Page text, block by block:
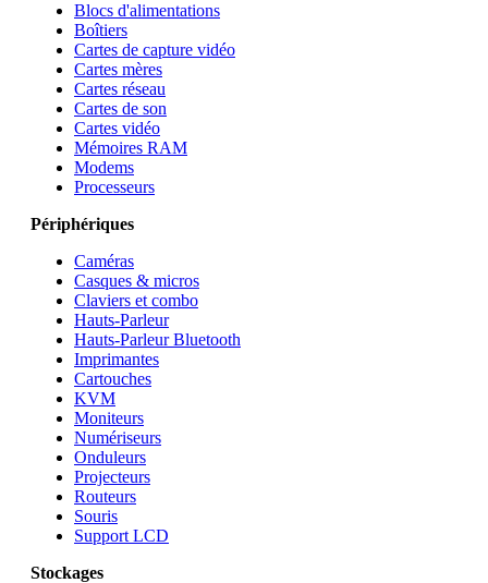
Blocs d'alimentations
Boîtiers
Cartes de capture vidéo
Cartes mères
Cartes réseau
Cartes de son
Cartes vidéo
Mémoires RAM
Modems
Processeurs
Périphériques
Caméras
Casques & micros
Claviers et combo
Hauts-Parleur
Hauts-Parleur Bluetooth
Imprimantes
Cartouches
KVM
Moniteurs
Numériseurs
Onduleurs
Projecteurs
Routeurs
Souris
Support LCD
Stockages